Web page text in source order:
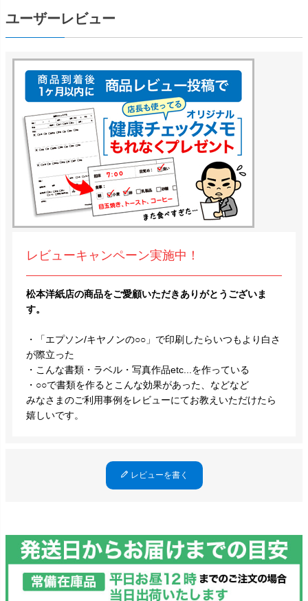
ユーザーレビュー
レビューキャンペーン実施中！
松本洋紙店の商品をご愛顧いただきありがとうございま
す。
・「エプソン/キヤノンの○○」で印刷したらいつもより白さ
が際立った
・こんな書類・ラベル・写真作品etc...を作っている
・○○で書類を作るとこんな効果があった、などなど
みなさまのご利用事例をレビューにてお教えいただけたら
嬉しいです。
レビューを書く